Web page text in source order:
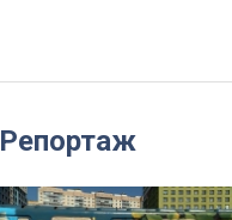
Репортаж